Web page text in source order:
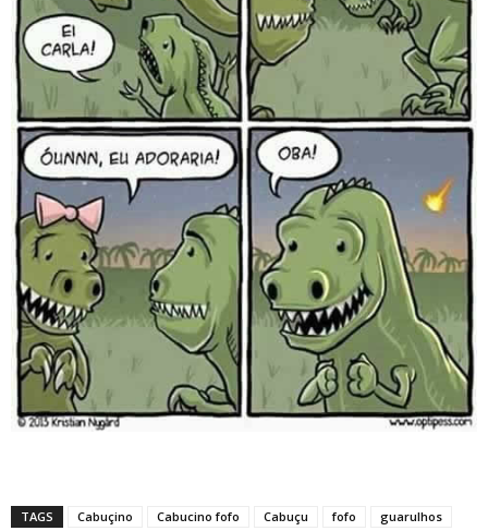
TAGS Cabuçino Cabucino fofo Cabuçu fofo
guarulhos